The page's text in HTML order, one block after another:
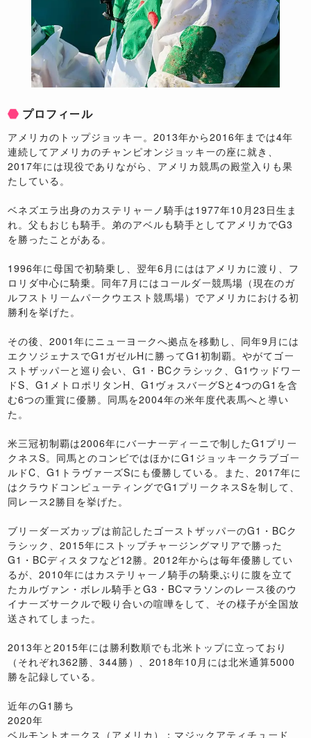
プロフィール
アメリカのトップジョッキー。2013年から2016年までは4年
連続してアメリカのチャンピオンジョッキーの座に就き、
2017年には現役でありながら、アメリカ競馬の殿堂入りも果
たしている。
ベネズエラ出身のカステリャーノ騎手は1977年10月23日生ま
れ。父もおじも騎手。弟のアベルも騎手としてアメリカでG3
を勝ったことがある。
1996年に母国で初騎乗し、翌年6月にははアメリカに渡り、フ
ロリダ中心に騎乗。同年7月にはコールダー競馬場（現在のガ
ルフストリームパークウエスト競馬場）でアメリカにおける初
勝利を挙げた。
その後、2001年にニューヨークへ拠点を移動し、同年9月には
エクソジェナスでG1ガゼルHに勝ってG1初制覇。やがてゴー
ストザッパーと巡り会い、G1・BCクラシック、G1ウッドワー
ドS、G1メトロポリタンH、G1ヴォスバーグSと4つのG1を含
む6つの重賞に優勝。同馬を2004年の米年度代表馬へと導い
た。
米三冠初制覇は2006年にバーナーディーニで制したG1プリー
クネスS。同馬とのコンビではほかにG1ジョッキークラブゴー
ルドC、G1トラヴァーズSにも優勝している。また、2017年に
はクラウドコンピューティングでG1プリークネスSを制して、
同レース2勝目を挙げた。
ブリーダーズカップは前記したゴーストザッパーのG1・BCク
ラシック、2015年にストップチャージングマリアで勝った
G1・BCディスタフなど12勝。2012年からは毎年優勝してい
るが、2010年にはカステリャーノ騎手の騎乗ぶりに腹を立て
たカルヴァン・ボレル騎手とG3・BCマラソンのレース後のウ
イナーズサークルで殴り合いの喧嘩をして、その様子が全国放
送されてしまった。
2013年と2015年には勝利数順でも北米トップに立っており
（それぞれ362勝、344勝）、2018年10月には北米通算5000
勝を記録している。
近年のG1勝ち
2020年
ベルモントオークス（アメリカ）：マジックアティチュード